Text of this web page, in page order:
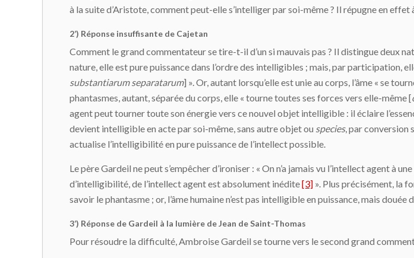
à la suite d’Aristote, comment peut-elle s’intelliger par soi-même ? Il répugne en
2’) Réponse insuffisante de Cajetan
Comment le grand commentateur se tire-t-il d’un si mauvais pas ? Il distingue deux
nature, elle est pure puissance dans l’ordre des intelligibles ; mais, par participation,
substantiarum separatarum] ». Or, autant lorsqu’elle est unie au corps, l’âme « se
phantasmes, autant, séparée du corps, elle « tourne toutes ses forces vers elle-même [
agent peut tourner toute son énergie vers ce nouvel objet intelligible : il éclaire
devient intelligible en acte par soi-même, sans autre objet ou species, par conversion
actualise l’intelligibilité en pure puissance de l’intellect possible.
Le père Gardeil ne peut s’empêcher d’ironiser : « On n’a jamais vu l’intellect agent à
d’intelligibilité, de l’intellect agent est absolument inédite[3] ». Plus précisément, la
savoir le phantasme ; or, l’âme humaine n’est pas intelligible en puissance, mais douée
3’) Réponse de Gardeil à la lumière de Jean de Saint-Thomas
Pour résoudre la difficulté, Ambroise Gardeil se tourne vers le second grand